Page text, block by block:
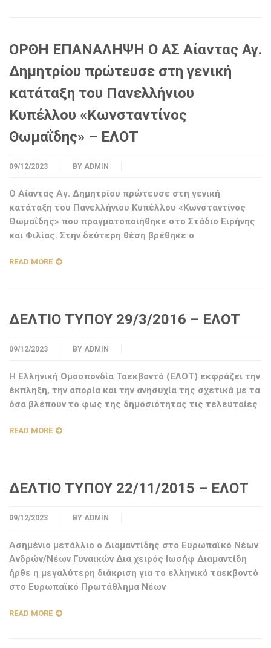
ΟΡΘΗ ΕΠΑΝΑΛΗΨΗ O ΑΣ Αίαντας Αγ.
Δημητρίου πρώτευσε στη γενική
κατάταξη του Πανελλήνιου
Κυπέλλου «Κωνσταντίνος
Θωμαΐδης» – ΕΛΟΤ
09/12/2023 BY ADMIN
Ο Αίαντας Αγ. Δημητρίου πρώτευσε στη γενική
κατάταξη του Πανελλήνιου Κυπέλλου «Κωνσταντίνος
Θωμαΐδης» που πραγματοποιήθηκε στο Στάδιο Ειρήνης
και Φιλίας. Στην δεύτερη θέση βρέθηκε ο
READ MORE
ΔΕΛΤΙΟ ΤΥΠΟΥ 29/3/2016 – ΕΛΟΤ
09/12/2023 BY ADMIN
Η Ελληνική Ομοσπονδία Ταεκβοντό (ΕΛΟΤ) εκφράζει την
έκπληξη, την απορία και την ανησυχία της σχετικά με τα
όσα βλέπουν το φως της δημοσιότητας τις τελευταίες
READ MORE
ΔΕΛΤΙΟ ΤΥΠΟΥ 22/11/2015 – ΕΛΟΤ
09/12/2023 BY ADMIN
Ασημένιο μετάλλιο ο Διαμαντίδης στο Ευρωπαϊκό Νέων
Ανδρών/Νέων Γυναικών Δια χειρός Ιωσήφ Διαμαντίδη
ήρθε η μεγαλύτερη διάκριση για το ελληνικό ταεκβοντό
στο Ευρωπαϊκό Πρωτάθλημα Νέων
READ MORE